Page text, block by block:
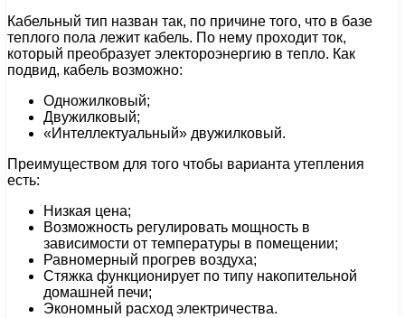
Кабельный тип назван так, по причине того, что в базе
теплого пола лежит кабель. По нему проходит ток,
который преобразует электороэнергию в тепло. Как
подвид, кабель возможно:
Одножилковый;
Двужилковый;
«Интеллектуальный» двужилковый.
Преимуществом для того чтобы варианта утепления
есть:
Низкая цена;
Возможность регулировать мощность в
зависимости от температуры в помещении;
Равномерный прогрев воздуха;
Стяжка функционирует по типу накопительной
домашней печи;
Экономный расход электричества.